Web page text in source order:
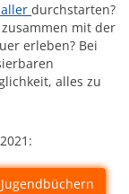
durchstarten?
mit der
erleben? Bei
alles zu